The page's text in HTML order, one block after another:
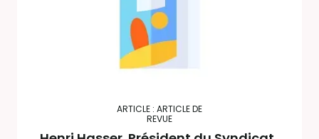
ARTICLE : ARTICLE DE
REVUE